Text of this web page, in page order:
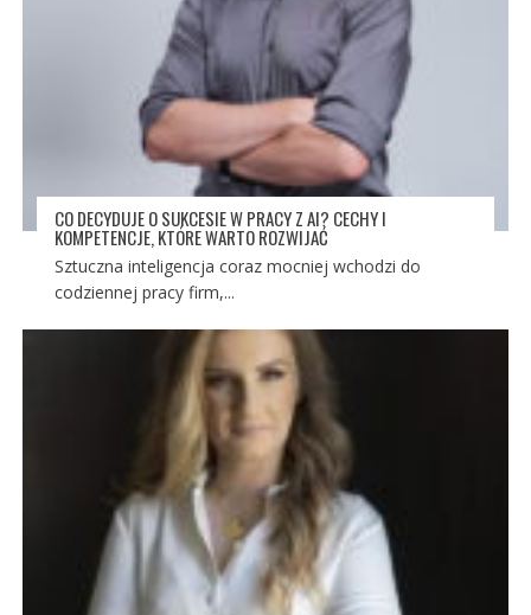
CO DECYDUJE O SUKCESIE W PRACY Z AI? CECHY I
KOMPETENCJE, KTÓRE WARTO ROZWIJAĆ
Sztuczna inteligencja coraz mocniej wchodzi do
codziennej pracy firm,...